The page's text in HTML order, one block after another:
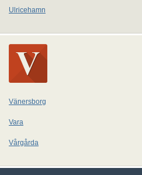
Ulricehamn
Vänersborg
Vara
Vårgårda